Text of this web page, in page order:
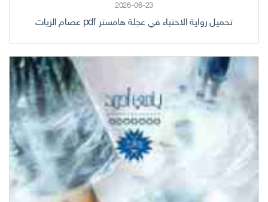
2026-06-23
تحميل رواية الاختباء في عجلة هامستر pdf عصام الزيات